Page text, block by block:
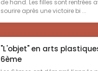
de hand. Les filles sont rentrées
sourire après une victoire bi ...
"L'objet" en arts
6ème